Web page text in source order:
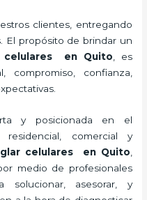
clientes, entregando
El propósito de brindar un
celulares en Quito , es
compromiso, confianza,
y posicionada en el
residencial, comercial y
celulares en Quito
medio de profesionales
solucionar, asesorar, y